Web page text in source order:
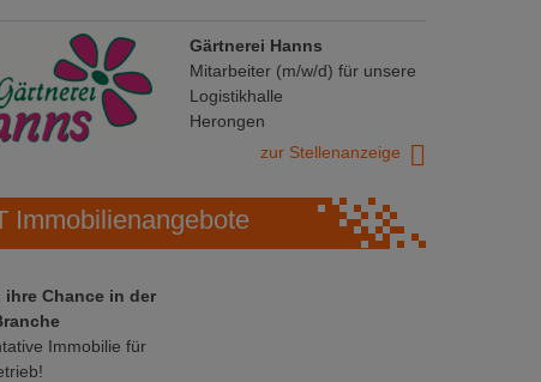
Gärtnerei Hanns
Mitarbeiter (m/w/d) für unsere
Logistikhalle
Herongen
zur Stellenanzeige
Immobilienangebote
ihre Chance in der
Immobilie für